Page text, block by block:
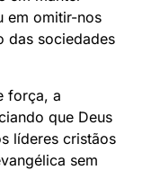
em omitir-nos
das sociedades
força, a
que Deus
líderes cristãos
sem